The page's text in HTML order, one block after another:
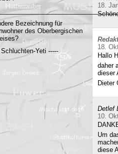
Bezeichnung für
des Oberbergischen
Yeti -----
18.
18.
Hallo
daher
dieser
Dieter
Detlef
10.
Um
diese